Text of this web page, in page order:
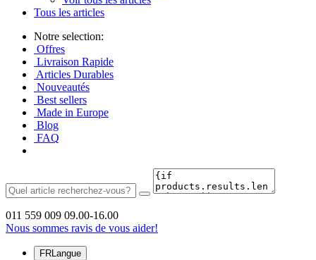
Tous les articles
Notre selection:
Offres
Livraison Rapide
Articles Durables
Nouveautés
Best sellers
Made in Europe
Blog
FAQ
011 559 009 09.00-16.00
Nous sommes ravis de vous aider!
FRLangue